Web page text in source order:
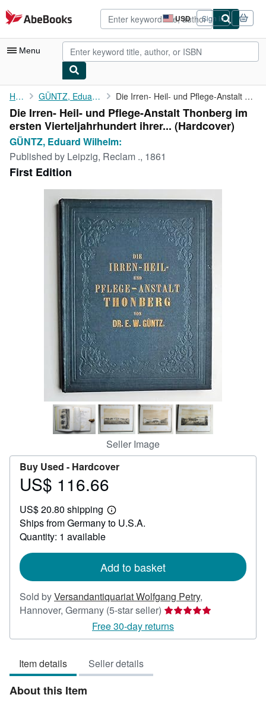
Skip to main content
AbeBooks.com USD
Site
shopping
preferences
Sign in
Menu
My Account
My Purchases
Advanced Search
Browse Collections
Rare Books
Art & Collectibles
CLOSE
Home GÜNTZ, Eduard Wilhelm: Die Irren- Heil- und Pflege-Anstalt Thonberg im ersten ...
Die Irren- Heil- und Pflege-Anstalt Thonberg im
ersten Vierteljahrhundert ihrer... (Hardcover)
GÜNTZ, Eduard Wilhelm:
Published by Leipzig, Reclam ., 1861
First Edition
Seller Image
Buy Used - Hardcover
Price
116.66
US$ 116.66
US$ 20.80 shipping
Learn
more
Ships from Germany to U.S.A.
Quantity: 1 available
Add to basket
Sold byVersandantiquariat Wolfgang Petry,
Hannover, Germany (5-star seller) Seller
rating
5
Free 30-day returns
Item details Seller details
About this Item